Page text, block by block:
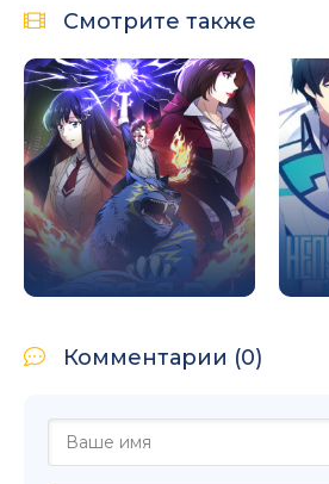
Смотрите также
Комментарии (0)